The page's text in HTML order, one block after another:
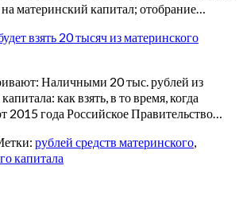
на материнский капитал; отобрание…
взять 20 тысяч из материнского
Наличными 20 тыс. рублей из
как взять, в то время, когда
2015 года Российское Правительство…
рублей средств материнского,
капитала